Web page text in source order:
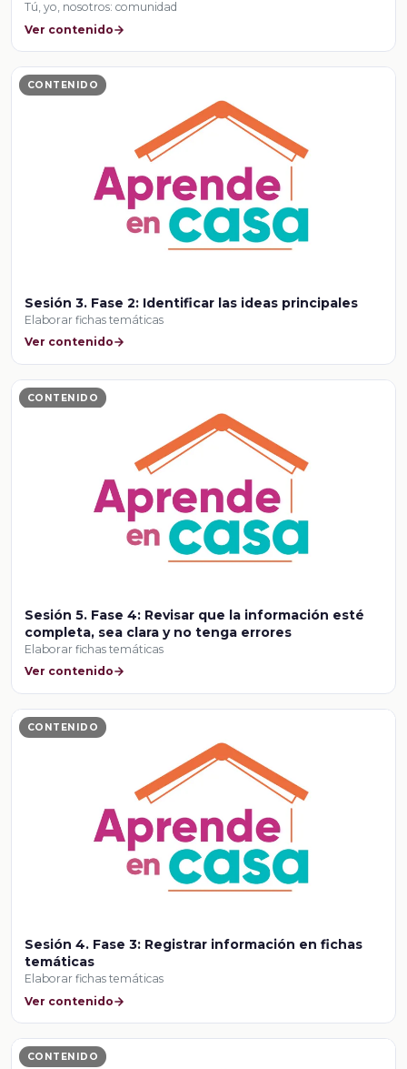
Tú, yo, nosotros: comunidad
Ver contenido
CONTENIDO
Sesión 3. Fase 2: Identificar las ideas principales
Elaborar fichas temáticas
Ver contenido
CONTENIDO
Sesión 5. Fase 4: Revisar que la información esté
completa, sea clara y no tenga errores
Elaborar fichas temáticas
Ver contenido
CONTENIDO
Sesión 4. Fase 3: Registrar información en fichas
temáticas
Elaborar fichas temáticas
Ver contenido
CONTENIDO